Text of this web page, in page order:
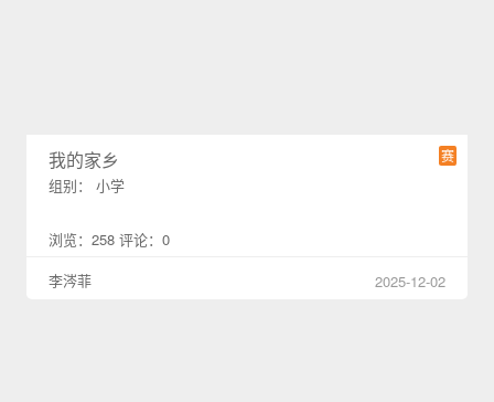
赛
我的家乡
组别： 小学
浏览：258 评论：0
李涔菲
2025-12-02